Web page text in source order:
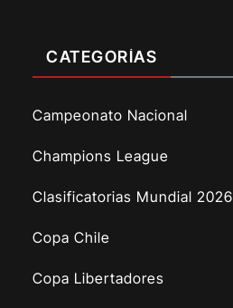
CATEGORÍAS
Campeonato Nacional
Champions League
Clasificatorias Mundial 2026
Copa Chile
Copa Libertadores